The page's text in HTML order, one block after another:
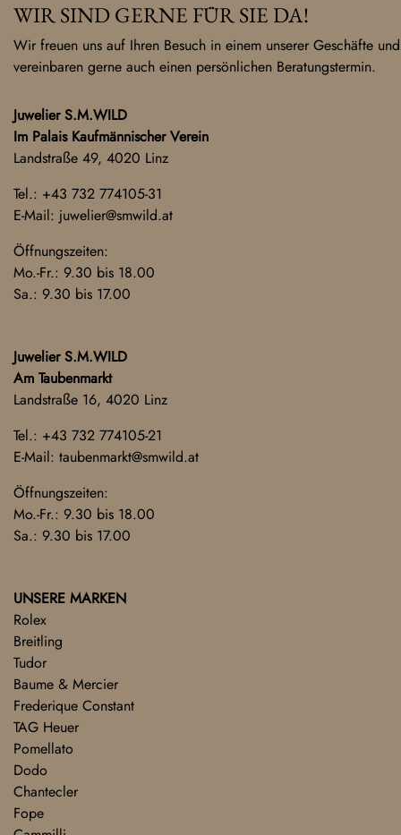
WIR SIND GERNE FÜR SIE DA!
Wir freuen uns auf Ihren Besuch in einem unserer Geschäfte und
vereinbaren gerne auch einen persönlichen Beratungstermin.
Juwelier S.M.WILD
Im Palais Kaufmännischer Verein
Landstraße 49, 4020 Linz
Tel.: +43 732 774105-31
E-Mail: juwelier@smwild.at
Öffnungszeiten:
Mo.-Fr.: 9.30 bis 18.00
Sa.: 9.30 bis 17.00
Juwelier S.M.WILD
Am Taubenmarkt
Landstraße 16, 4020 Linz
Tel.: +43 732 774105-21
E-Mail: taubenmarkt@smwild.at
Öffnungszeiten:
Mo.-Fr.: 9.30 bis 18.00
Sa.: 9.30 bis 17.00
UNSERE MARKEN
Rolex
Breitling
Tudor
Baume & Mercier
Frederique Constant
TAG Heuer
Pomellato
Dodo
Chantecler
Fope